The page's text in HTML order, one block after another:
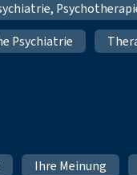
Psychiatrie
Ihre Meinung